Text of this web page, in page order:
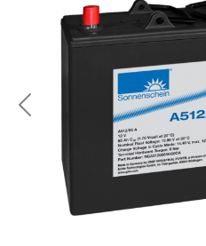
Previous